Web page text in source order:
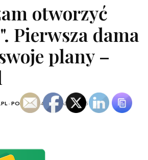
otworzyć
Pierwsza dama
plany –
-POLSKA - 14 LISTOPADA, 2025